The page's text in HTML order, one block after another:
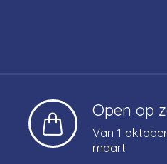
Open op
Van 1
maart